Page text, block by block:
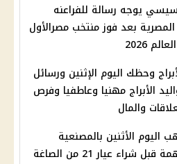
يوجه رسالة للفراعنه
المصرية بعد فوز منتخب مصرالأول
2026
وحظك اليوم الإثنين ورسائل
الأبراج مهنيا وعاطفيا وفرص
والمال
اليوم الأثنين بالمصنعية
شراء عيار 21 من الصاغة